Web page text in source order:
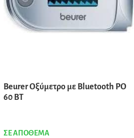
Beurer Οξύμετρο με Βluetooth PO
60 BT
ΣΕ ΑΠΟΘΕΜΑ